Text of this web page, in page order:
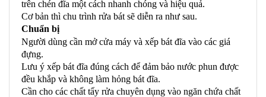
trên chén đĩa một cách nhanh chóng và hiệu quả.
Cơ bản thì chu trình rửa bát sẽ diễn ra như sau.
Chuẩn bị
Người dùng cần mở cửa máy và xếp bát đĩa vào các giá
đựng.
Lưu ý xếp bát đĩa đúng cách để đảm bảo nước phun được
đều khắp và không làm hỏng bát đĩa.
Cần cho các chất tẩy rửa chuyên dụng vào ngăn chứa chất